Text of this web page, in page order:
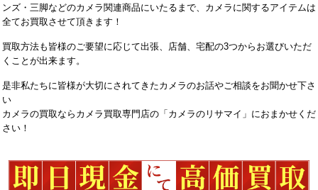
ンズ・三脚などのカメラ関連商品にいたるまで、カメラに関するアイテムは
全てお買取させて頂きます！
買取方法も皆様のご要望に応じて出張、店舗、宅配の3つからお選びいただ
くことが出来ます。
是非私たちに皆様が大切にされてきたカメラのお話やご相談をお聞かせ下さ
い
カメラの買取ならカメラ買取専門店の「カメラのリサマイ」におまかせくだ
さい！